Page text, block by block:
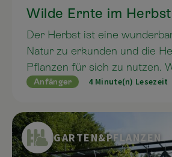
Wilde Ernte im Herbst
Der Herbst ist eine
Natur zu erkunden und die
Pflanzen für sich zu nutzen.
Natur sich auf den Winter
Samen, Früchte und
Wurzeln zurück. Wie die
wir uns auf die kältere Zeit
Anfänger 4 Minute(n) Lesezeit
GARTEN&PFLANZEN